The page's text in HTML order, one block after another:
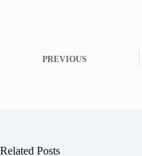
PREVIOUS
Related Posts